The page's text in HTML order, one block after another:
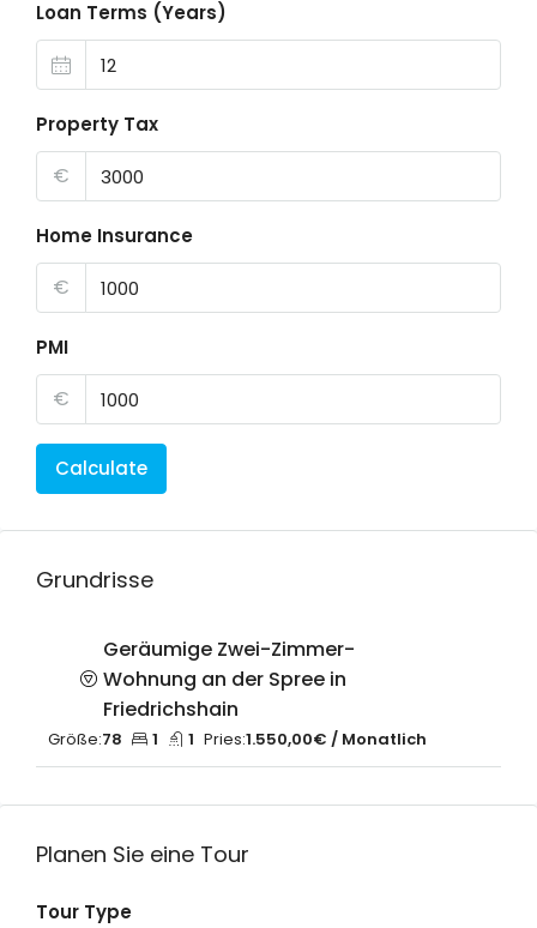
Loan Terms (Years)
Property Tax
€
Home Insurance
€
PMI
€
Calculate
Grundrisse
Geräumige Zwei-Zimmer-
Wohnung an der Spree in
Friedrichshain
Größe:78 1 1 Pries:1.550,00€ / Monatlich
Planen Sie eine Tour
Tour Type